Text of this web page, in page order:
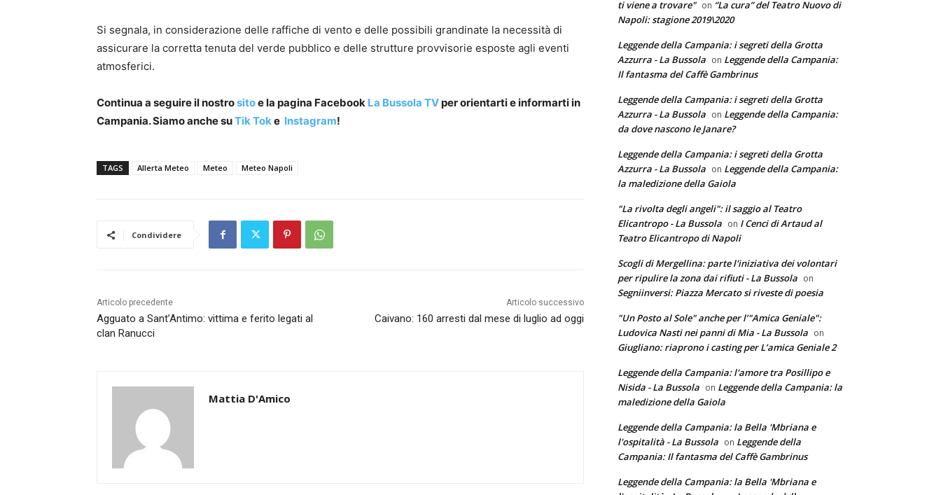
Si segnala, in considerazione delle raffiche di vento e delle possibili grandinate la necessità di
assicurare la corretta tenuta del verde pubblico e delle strutture provvisorie esposte agli eventi
atmosferici.
Continua a seguire il nostrositoe la pagina Facebook La Bussola TVper orientarti e informarti in
Campania. Siamo anche suTik Toke Instagram!
TAGS Allerta Meteo Meteo Meteo Napoli
Condividere
Articolo precedente
Agguato a Sant’Antimo: vittima e ferito legati al
clan Ranucci
Articolo successivo
Caivano: 160 arresti dal mese di luglio ad oggi
Mattia D'Amico
ti viene a trovare" on “La cura” del Teatro Nuovo di
Napoli: stagione 2019\2020
Leggende della Campania: i segreti della Grotta
Azzurra - La Bussola on Leggende della Campania:
Il fantasma del Caffè Gambrinus
Leggende della Campania: i segreti della Grotta
Azzurra - La Bussola on Leggende della Campania:
da dove nascono le Janare?
Leggende della Campania: i segreti della Grotta
Azzurra - La Bussola on Leggende della Campania:
la maledizione della Gaiola
"La rivolta degli angeli": il saggio al Teatro
Elicantropo - La Bussola on I Cenci di Artaud al
Teatro Elicantropo di Napoli
Scogli di Mergellina: parte l'iniziativa dei volontari
per ripulire la zona dai rifiuti - La Bussola on
Segniinversi: Piazza Mercato si riveste di poesia
"Un Posto al Sole" anche per l’"Amica Geniale":
Ludovica Nasti nei panni di Mia - La Bussola on
Giugliano: riaprono i casting per L’amica Geniale 2
Leggende della Campania: l'amore tra Posillipo e
Nisida - La Bussola on Leggende della Campania: la
maledizione della Gaiola
Leggende della Campania: la Bella 'Mbriana e
l'ospitalità - La Bussola on Leggende della
Campania: Il fantasma del Caffè Gambrinus
Leggende della Campania: la Bella 'Mbriana e